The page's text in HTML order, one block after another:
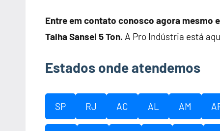
Entre em contato conosco agora mesmo
Talha Sansei 5 Ton. A Pro Indústria está
Estados onde atendemos
SP RJ AC AL AM